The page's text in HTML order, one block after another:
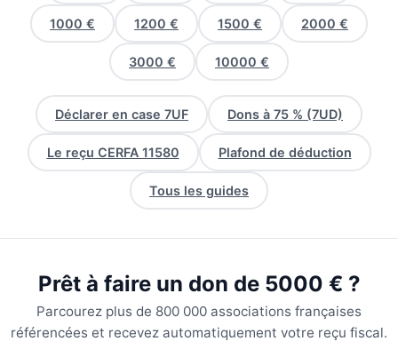
1000 € 1200 € 1500 € 2000 €
3000 € 10000 €
Déclarer en case 7UF Dons à 75 % (7UD)
Le reçu CERFA 11580 Plafond de déduction
Tous les guides
Prêt à faire un don de 5000 € ?
Parcourez plus de 800 000 associations françaises
référencées et recevez automatiquement votre reçu fiscal.